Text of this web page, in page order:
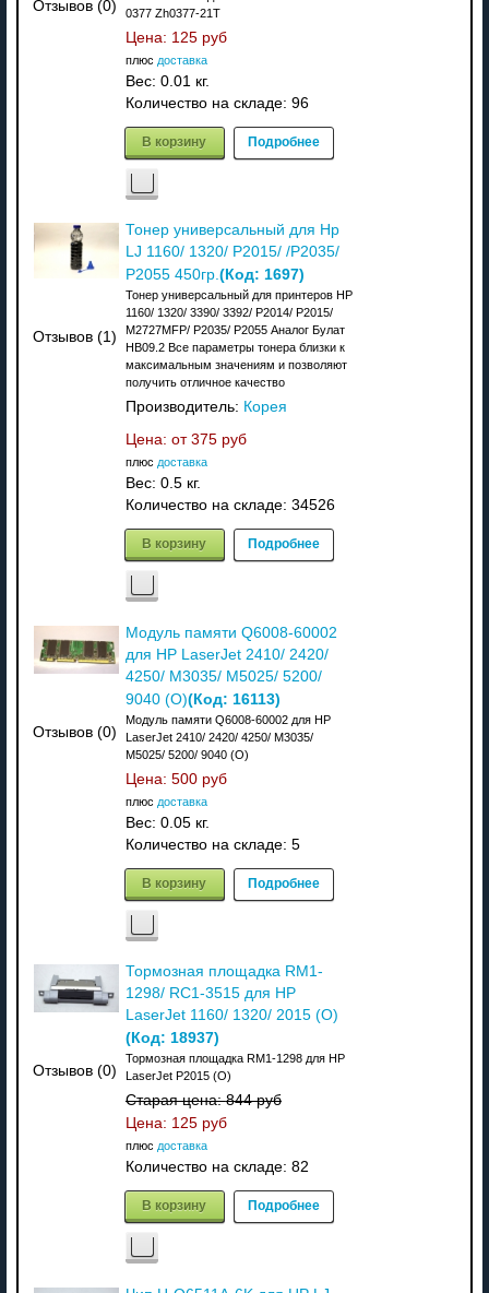
Отзывов (0)
0377 Zh0377-21T
Цена: 125 руб
плюс доставка
Вес: 0.01 кг.
Количество на складе: 96
В корзину Подробнее
Отзывов (1)
Тонер универсальный для Hp
LJ 1160/ 1320/ P2015/ /P2035/
P2055 450гр. (Код: 1697)
Тонер универсальный для принтеров HP
1160/ 1320/ 3390/ 3392/ P2014/ P2015/
M2727MFP/ P2035/ P2055 Аналог Булат
HB09.2 Все параметры тонера близки к
максимальным значениям и позволяют
получить отличное качество
Производитель: Корея
Цена: от 375 руб
плюс доставка
Вес: 0.5 кг.
Количество на складе: 34526
В корзину Подробнее
Отзывов (0)
Модуль памяти Q6008-60002
для HP LaserJet 2410/ 2420/
4250/ M3035/ M5025/ 5200/
9040 (О)(Код: 16113)
Модуль памяти Q6008-60002 для HP
LaserJet 2410/ 2420/ 4250/ M3035/
M5025/ 5200/ 9040 (О)
Цена: 500 руб
плюс доставка
Вес: 0.05 кг.
Количество на складе: 5
В корзину Подробнее
Отзывов (0)
Тормозная площадка RM1-
1298/ RC1-3515 для HP
LaserJet 1160/ 1320/ 2015 (О)
(Код: 18937)
Тормозная площадка RM1-1298 для HP
LaserJet P2015 (О)
Старая цена:844 руб
Цена: 125 руб
плюс доставка
Количество на складе: 82
В корзину Подробнее